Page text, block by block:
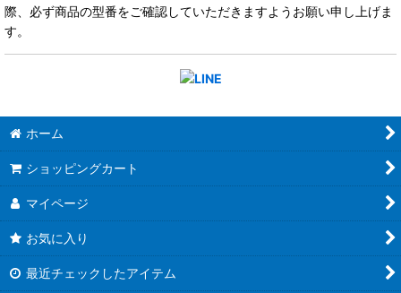
際、必ず商品の型番をご確認していただきますようお願い申し上げま
す。
ホーム
ショッピングカート
マイページ
お気に入り
最近チェックしたアイテム